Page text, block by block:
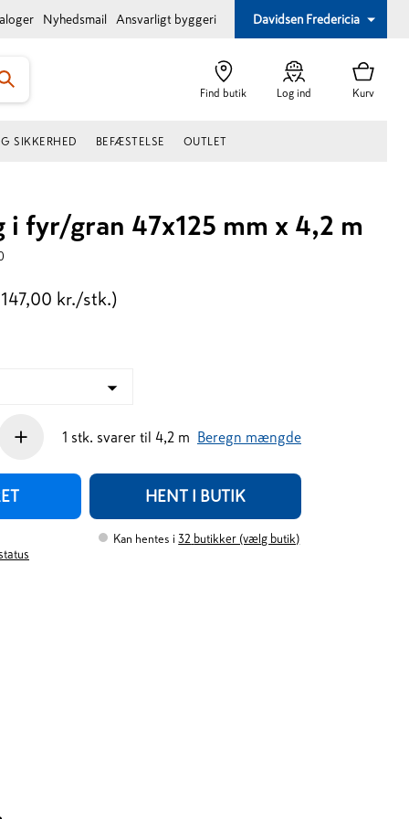
Nyhedsmail Ansvarligt byggeri Davidsen Fredericia
Find butik Log ind Kurv
SIKKERHED BEFÆSTELSE OUTLET
i fyr/gran 47x125 mm x 4,2 m
kr./stk.)
+ 1 stk. svarer til 4,2 m Beregn mængde
HENT I BUTIK
Kan hentes i 32 butikker (vælg butik)